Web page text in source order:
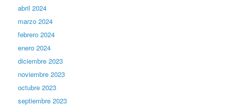
abril 2024
marzo 2024
febrero 2024
enero 2024
diciembre 2023
noviembre 2023
octubre 2023
septiembre 2023